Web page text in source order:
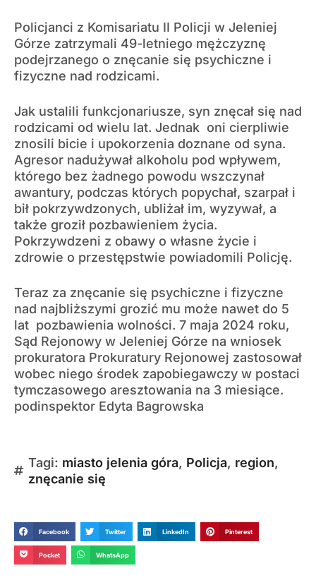
Policjanci z Komisariatu II Policji w Jeleniej
Górze zatrzymali 49-letniego mężczyznę
podejrzanego o znęcanie się psychiczne i
fizyczne nad rodzicami.
Jak ustalili funkcjonariusze, syn znęcał się nad
rodzicami od wielu lat. Jednak oni cierpliwie
znosili bicie i upokorzenia doznane od syna.
Agresor nadużywał alkoholu pod wpływem,
którego bez żadnego powodu wszczynał
awantury, podczas których popychał, szarpał i
bił pokrzywdzonych, ubliżał im, wyzywał, a
także groził pozbawieniem życia.
Pokrzywdzeni z obawy o własne życie i
zdrowie o przestępstwie powiadomili Policję.
Teraz za znęcanie się psychiczne i fizyczne
nad najbliższymi grozić mu może nawet do 5
lat pozbawienia wolności. 7 maja 2024 roku,
Sąd Rejonowy w Jeleniej Górze na wniosek
prokuratora Prokuratury Rejonowej zastosował
wobec niego środek zapobiegawczy w postaci
tymczasowego aresztowania na 3 miesiące.
podinspektor Edyta Bagrowska
Tagi: miasto jelenia góra, Policja, region,
znęcanie się
Facebook Twitter LinkedIn Pinterest
Pocket WhatsApp